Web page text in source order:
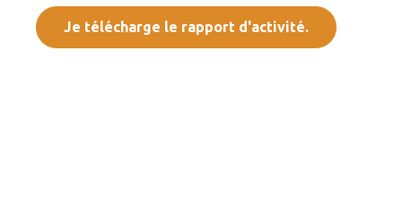
Je télécharge le rapport d'activité.